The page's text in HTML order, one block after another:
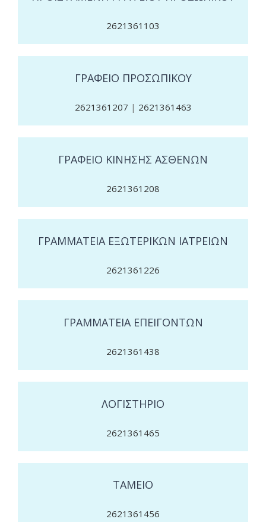
2621361103
ΓΡΑΦΕΙΟ ΠΡΟΣΩΠΙΚΟΥ
2621361207 | 2621361463
ΓΡΑΦΕΙΟ ΚΙΝΗΣΗΣ ΑΣΘΕΝΩΝ
2621361208
ΓΡΑΜΜΑΤΕΙΑ ΕΞΩΤΕΡΙΚΩΝ ΙΑΤΡΕΙΩΝ
2621361226
ΓΡΑΜΜΑΤΕΙΑ ΕΠΕΙΓΟΝΤΩΝ
2621361438
ΛΟΓΙΣΤΗΡΙΟ
2621361465
ΤΑΜΕΙΟ
2621361456